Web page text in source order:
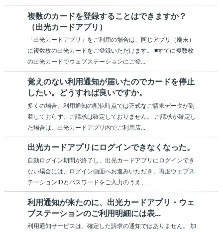
複数のカードを登録することはできますか？
（出光カードアプリ）
「出光カードアプリ」をご利用の場合は、同じアプリ（端末）
に複数枚の出光カードをご登録いただけます。 ■すでに複数枚
の出光カードでウェブステーションにご登...
覚えのない利用通知が届いたのでカードを停止
したい。どうすれば良いですか。
多くの場合、利用通知の配信時点では正式なご請求データが到
着しておらず、ご請求は確定しておりません。 ご請求が確定し
た場合は、出光カードアプリ内でご利用店...
出光カードアプリにログインできなくなった。
自動ログイン期間が終了し、出光カードアプリにログインでき
ない場合には、ログイン画面へお進みいただき、再度ウェブス
テーションIDとパスワードをご入力のうえ、...
利用通知が来たのに、出光カードアプリ・ウェ
ブステーションのご利用明細には表...
利用通知サービスは、確定した請求の通知ではありません。 加